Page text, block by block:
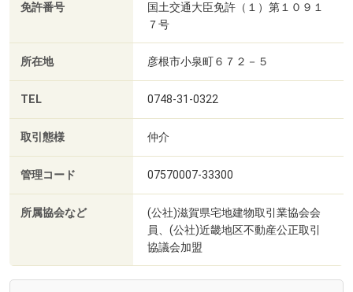
免許番号
国土交通大臣免許（１）第１０９１
７号
所在地 彦根市小泉町６７２－５
TEL 0748-31-0322
取引態様 仲介
管理コード 07570007-33300
所属協会など
(公社)滋賀県宅地建物取引業協会会
員、(公社)近畿地区不動産公正取引
協議会加盟